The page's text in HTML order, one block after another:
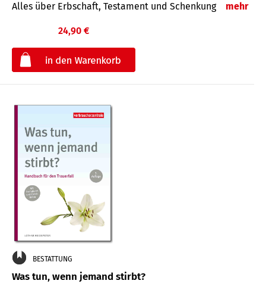
Alles über Erbschaft, Testament und Schenkung mehr
24,90 €
BESTATTUNG
Was tun, wenn jemand stirbt?